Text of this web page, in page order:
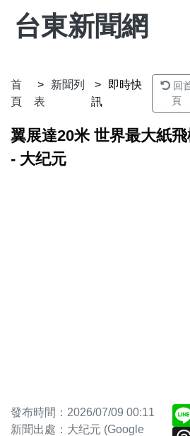
台東新聞網
首
頁
新聞列
表
即時快
訊
回
頁
翼展達20米 世界最大紙
- 大纪元
發布時間：2026/07/09 00:11
新聞出處：大纪元 (Google